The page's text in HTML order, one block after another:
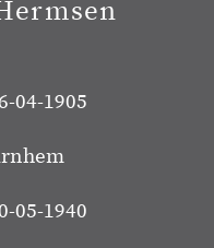
04-1905
05-1940